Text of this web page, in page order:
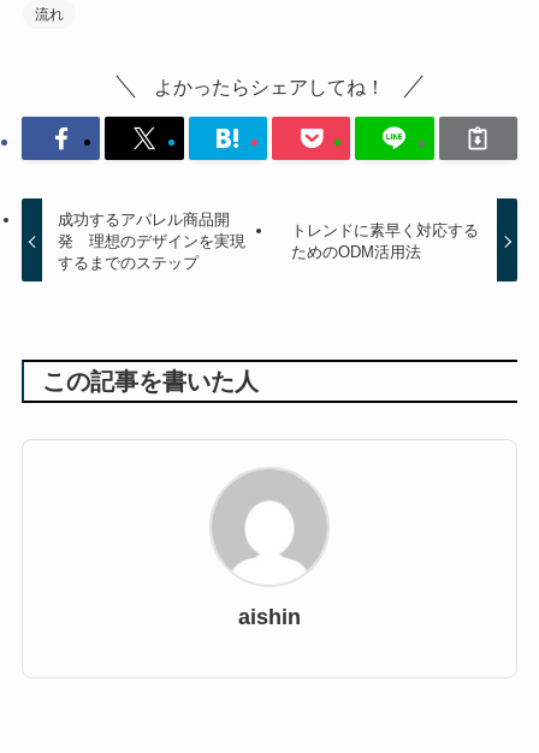
流れ
よかったらシェアしてね！
成功するアパレル商品開
発 理想のデザインを実現
するまでのステップ
トレンドに素早く対応する
ためのODM活用法
この記事を書いた人
aishin